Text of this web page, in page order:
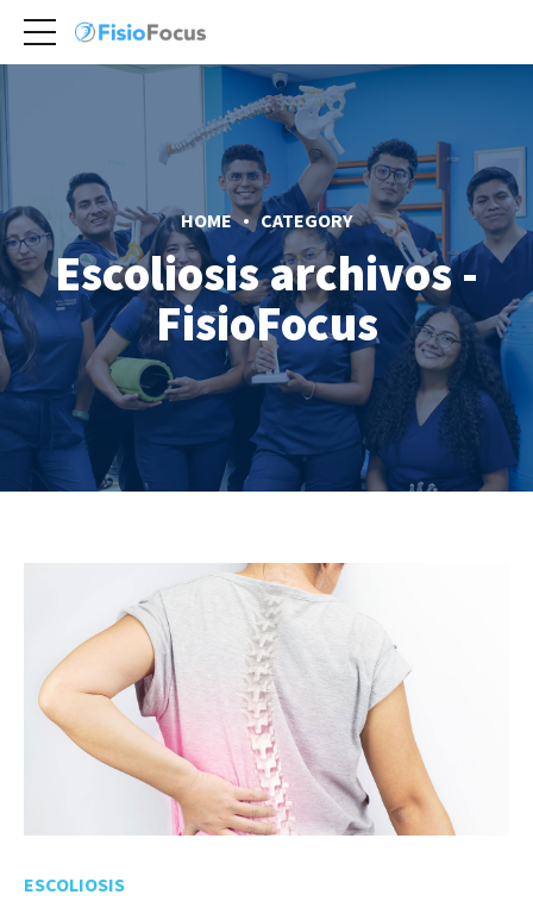
HOME CATEGORY
Escoliosis archivos -
FisioFocus
ESCOLIOSIS